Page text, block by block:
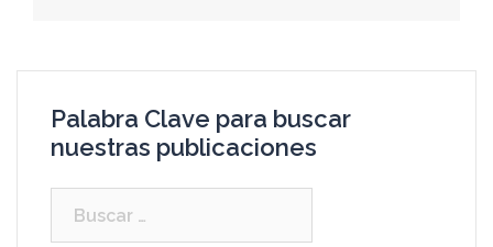
Palabra Clave para buscar
nuestras publicaciones